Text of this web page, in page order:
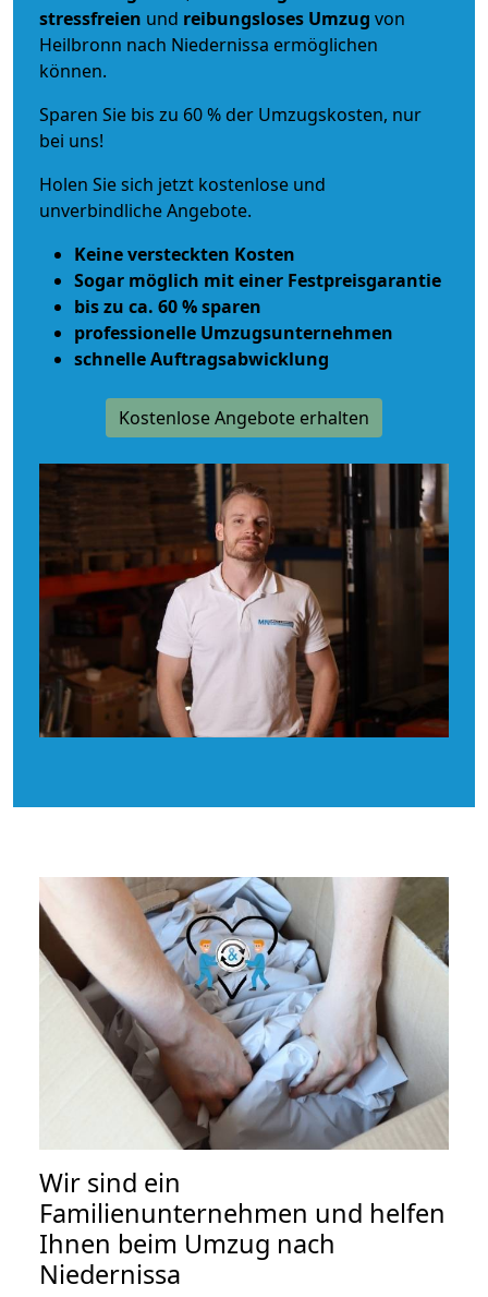
stressfreien und reibungsloses Umzug von
Heilbronn nach Niedernissa ermöglichen
können.
Sparen Sie bis zu 60 % der Umzugskosten, nur
bei uns!
Holen Sie sich jetzt kostenlose und
unverbindliche Angebote.
Keine versteckten Kosten
Sogar möglich mit einer Festpreisgarantie
bis zu ca. 60 % sparen
professionelle Umzugsunternehmen
schnelle Auftragsabwicklung
Kostenlose Angebote erhalten
Wir sind ein
Familienunternehmen und helfen
Ihnen beim Umzug nach
Niedernissa